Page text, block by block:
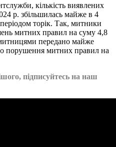
кількість виявлених
р. збільшилась майже в 4
торік. Так, митники
митних правил на суму 4,8
передано майже
порушення митних правил на
підписуйтесь на наш